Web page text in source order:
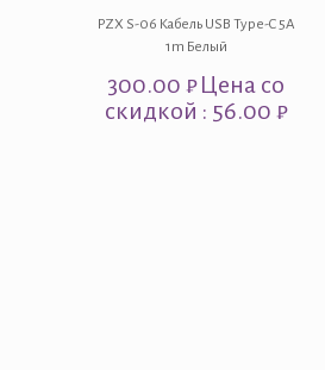
PZX S-06 Кабель USB Type-C 5A
1m Белый
300.00₽Цена со
скидкой : 56.00 ₽